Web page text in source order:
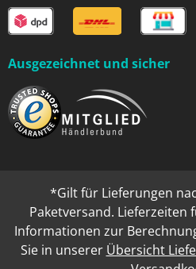
Ausgezeichnet und sicher
*Gilt für Lieferungen
Paketversand. Lieferzeiten
Informationen zur
Sie in unserer Übersicht